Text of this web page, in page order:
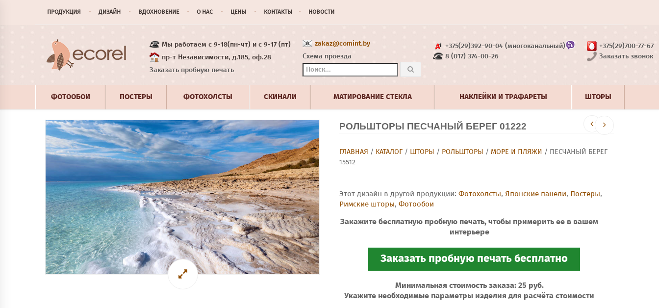
ПРОДУКЦИЯ ДИЗАЙН ВДОХНОВЕНИЕ О НАС ЦЕНЫ КОНТАКТЫ НОВОСТИ
Мы работаем с 9-18(пн-чт) и с 9-17 (пт)
пр-т Независимости, д.185, оф.28
Заказать пробную печать
zakaz@comint.by
Схема проезда
+375(29)392-90-04 (многоканальный)
8 (017) 374-00-26
+375(29)700-77-67
Заказать звонок
ФОТООБОИ ПОСТЕРЫ ФОТОХОЛСТЫ СКИНАЛИ МАТИРОВАНИЕ СТЕКЛА НАКЛЕЙКИ И ТРАФАРЕТЫ ШТОРЫ
РОЛЬШТОРЫ ПЕСЧАНЫЙ БЕРЕГ 01222
ГЛАВНАЯ / КАТАЛОГ / ШТОРЫ / РОЛЬШТОРЫ / МОРЕ И ПЛЯЖИ / ПЕСЧАНЫЙ БЕРЕГ
15512
Этот дизайн в другой продукции: Фотохолсты, Японские панели, Постеры,
Римские шторы, Фотообои
Закажите бесплатную пробную печать, чтобы примерить ее в вашем
интерьере
Минимальная стоимость заказа: 25 руб.
Укажите необходимые параметры изделия для расчёта стоимости